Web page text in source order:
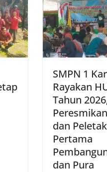
SMPN 1
Rayakan
Tahun
dan
Pertama
dan Pura